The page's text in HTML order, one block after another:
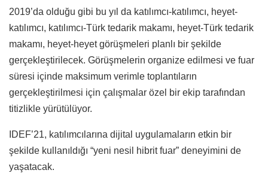
2019’da olduğu gibi bu yıl da katılımcı-katılımcı, heyet-
katılımcı, katılımcı-Türk tedarik makamı, heyet-Türk tedarik
makamı, heyet-heyet görüşmeleri planlı bir şekilde
gerçekleştirilecek. Görüşmelerin organize edilmesi ve fuar
süresi içinde maksimum verimle toplantıların
gerçekleştirilmesi için çalışmalar özel bir ekip tarafından
titizlikle yürütülüyor.
IDEF’21, katılımcılarına dijital uygulamaların etkin bir
şekilde kullanıldığı “yeni nesil hibrit fuar” deneyimini de
yaşatacak.